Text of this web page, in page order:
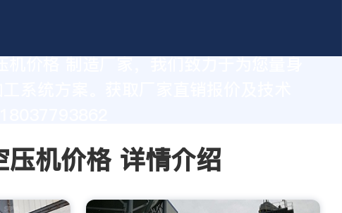
系统方案。获取厂家直销报价及技术
压机价格 详情介绍